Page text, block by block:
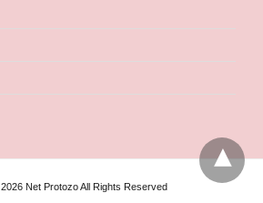
Net Protozo All Rights Reserved